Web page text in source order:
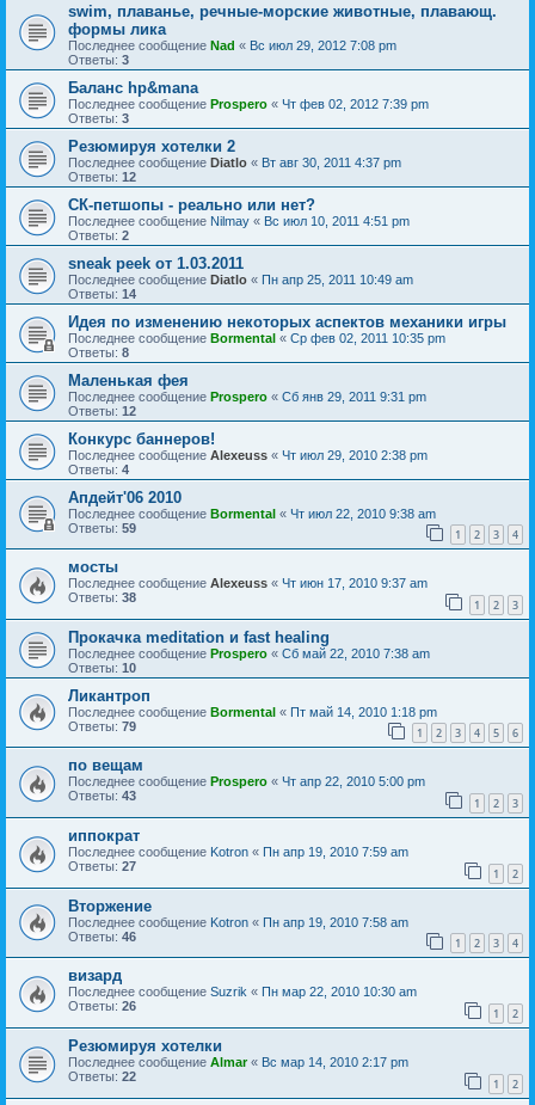
swim, плаванье, речные-морские животные, плавающ.
формы лика
Последнее сообщение Nad « Вс июл 29, 2012 7:08 pm
Ответы: 3
Баланс hp&mana
Последнее сообщение Prospero « Чт фев 02, 2012 7:39 pm
Ответы: 3
Резюмируя хотелки 2
Последнее сообщение Diatlo « Вт авг 30, 2011 4:37 pm
Ответы: 12
СК-петшопы - реально или нет?
Последнее сообщение Nilmay « Вс июл 10, 2011 4:51 pm
Ответы: 2
sneak peek от 1.03.2011
Последнее сообщение Diatlo « Пн апр 25, 2011 10:49 am
Ответы: 14
Идея по изменению некоторых аспектов механики игры
Последнее сообщение Bormental « Ср фев 02, 2011 10:35 pm
Ответы: 8
Маленькая фея
Последнее сообщение Prospero « Сб янв 29, 2011 9:31 pm
Ответы: 12
Конкурс баннеров!
Последнее сообщение Alexeuss « Чт июл 29, 2010 2:38 pm
Ответы: 4
Апдейт'06 2010
Последнее сообщение Bormental « Чт июл 22, 2010 9:38 am
Ответы: 59 1 2 3 4
мосты
Последнее сообщение Alexeuss « Чт июн 17, 2010 9:37 am
Ответы: 38 1 2 3
Прокачка meditation и fast healing
Последнее сообщение Prospero « Сб май 22, 2010 7:38 am
Ответы: 10
Ликантроп
Последнее сообщение Bormental « Пт май 14, 2010 1:18 pm
Ответы: 79 1 2 3 4 5 6
по вещам
Последнее сообщение Prospero « Чт апр 22, 2010 5:00 pm
Ответы: 43 1 2 3
иппократ
Последнее сообщение Kotron « Пн апр 19, 2010 7:59 am
Ответы: 27 1 2
Вторжение
Последнее сообщение Kotron « Пн апр 19, 2010 7:58 am
Ответы: 46 1 2 3 4
визард
Последнее сообщение Suzrik « Пн мар 22, 2010 10:30 am
Ответы: 26 1 2
Резюмируя хотелки
Последнее сообщение Almar« Вс мар 14, 2010 2:17 pm
Ответы: 22 1 2